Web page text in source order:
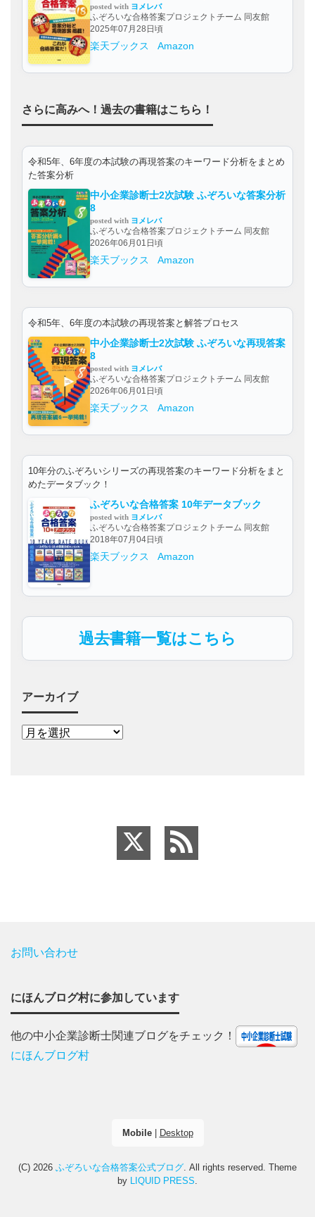
posted with ヨメレバ
ふぞろいな合格答案プロジェクトチーム 同友館
2025年07月28日頃
楽天ブックス Amazon
さらに高みへ！過去の書籍はこちら！
令和5年、6年度の本試験の再現答案のキーワード分析をまとめ
た答案分析
中小企業診断士2次試験 ふぞろいな答案分析
8
posted with ヨメレバ
ふぞろいな合格答案プロジェクトチーム 同友館
2026年06月01日頃
楽天ブックス Amazon
令和5年、6年度の本試験の再現答案と解答プロセス
中小企業診断士2次試験 ふぞろいな再現答案
8
posted with ヨメレバ
ふぞろいな合格答案プロジェクトチーム 同友館
2026年06月01日頃
楽天ブックス Amazon
10年分のふぞろいシリーズの再現答案のキーワード分析をまと
めたデータブック！
ふぞろいな合格答案 10年データブック
posted with ヨメレバ
ふぞろいな合格答案プロジェクトチーム 同友館
2018年07月04日頃
楽天ブックス Amazon
過去書籍一覧はこちら
アーカイブ
お問い合わせ
にほんブログ村に参加しています
他の中小企業診断士関連ブログをチェック！
にほんブログ村
Mobile| Desktop
(C) 2026 ふぞろいな合格答案公式ブログ . All rights reserved. Theme
by LIQUID PRESS